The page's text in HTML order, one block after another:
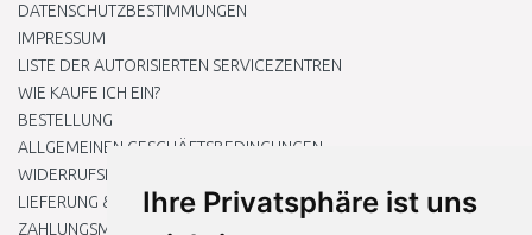
Ihre Privatsphäre ist uns
DATENSCHUTZBESTIMMUNGEN
IMPRESSUM
LISTE DER AUTORISIERTEN SERVICEZENTREN
WIE KAUFE ICH EIN?
BESTELLUNG
ALLGEMEINEN GESCHÄFTSBEDINGUNGEN
WIDERRUFSRECHT
LIEFERUNG & ZAHLUNG
ZAHLUNGSMETHODEN